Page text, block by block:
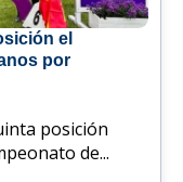
el
por
posición
de...